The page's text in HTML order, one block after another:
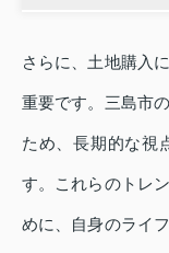
さらに、土地購入
重要です。三島市
ため、長期的な視
す。これらのトレ
めに、自身のライ